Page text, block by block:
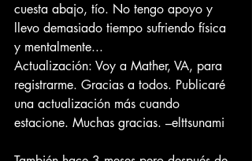
cuesta abajo, tío. No tengo apoyo y
llevo demasiado tiempo sufriendo física
y mentalmente...
Actualización: Voy a Mather, VA, para
registrarme. Gracias a todos. Publicaré
una actualización más cuando
estacione. Muchas gracias. –elttsunami